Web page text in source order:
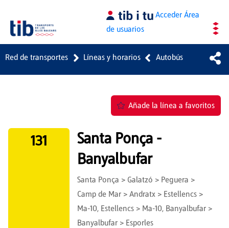
Saltar al contenido principal AccederÁrea
de usuarios
Red de transportes Líneas y horarios Autobús
Añade la línea a favoritos
131
Santa Ponça -
Banyalbufar
Santa Ponça > Galatzó > Peguera >
Camp de Mar > Andratx > Estellencs >
Ma-10, Estellencs > Ma-10, Banyalbufar >
Banyalbufar > Esporles